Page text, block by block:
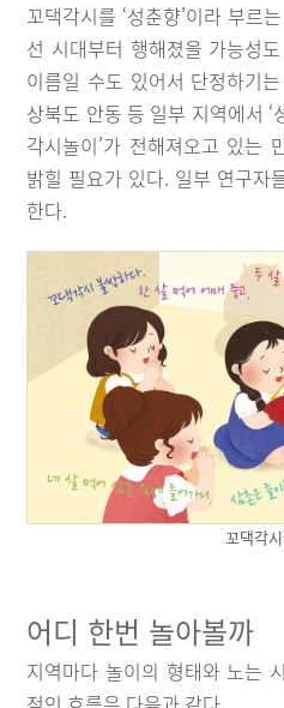
꼬댁각시를 ‘성춘향’이라 부르
선 시대부터 행해졌을 가능성
이름일 수도 있어서 단정하기
상북도 안동 등 일부 지역에서 ‘
각시놀이’가 전해져오고 있는
밝힐 필요가 있다. 일부 연구자
한다.
꼬댁각
어디 한번 놀아볼까
지역마다 놀이의 형태와 노는